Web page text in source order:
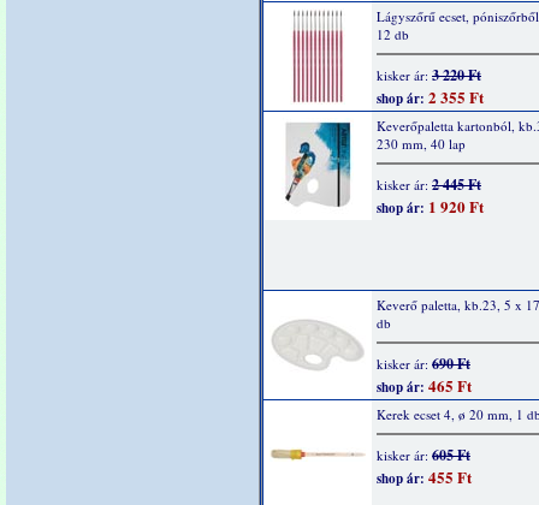
Lágyszőrű ecset,
12 db
kisker ár: 3 220 Ft
shop ár: 2 355 Ft
Keverőpaletta kartonból,
230 mm, 40 lap
kisker ár: 2 445 Ft
shop ár: 1 920 Ft
Keverő paletta, kb.23, 5 x
db
kisker ár: 690 Ft
shop ár: 465 Ft
Kerek ecset 4, ø 20 mm, 1
kisker ár: 605 Ft
shop ár: 455 Ft